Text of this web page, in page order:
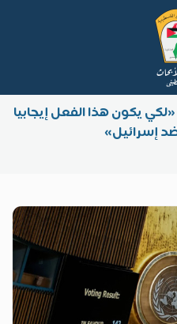
يكون هذا الفعل إيجابيا
إسرائيل»